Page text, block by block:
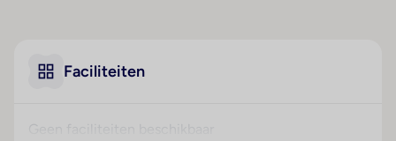
Faciliteiten